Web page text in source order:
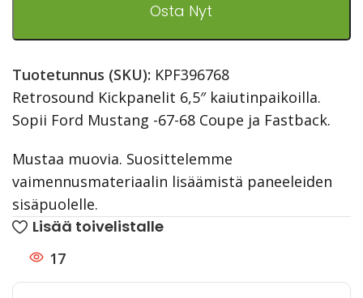
Osta Nyt
Tuotetunnus (SKU): KPF396768
Retrosound Kickpanelit 6,5″ kaiutinpaikoilla.
Sopii Ford Mustang -67-68 Coupe ja Fastback.
Mustaa muovia. Suosittelemme
vaimennusmateriaalin lisäämistä paneeleiden
sisäpuolelle.
Lisää toivelistalle
17